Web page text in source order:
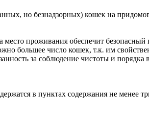
но безнадзорных) кошек на
проживания обеспечит
большее число кошек, т.к. им
за соблюдение чистоты и порядка
в пунктах содержания не менее